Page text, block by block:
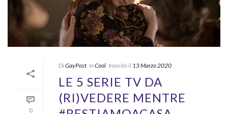
0
DiGayPost InCool Inserito il 13 Marzo 2020
LE 5 SERIE TV DA
(RI)VEDERE MENTRE